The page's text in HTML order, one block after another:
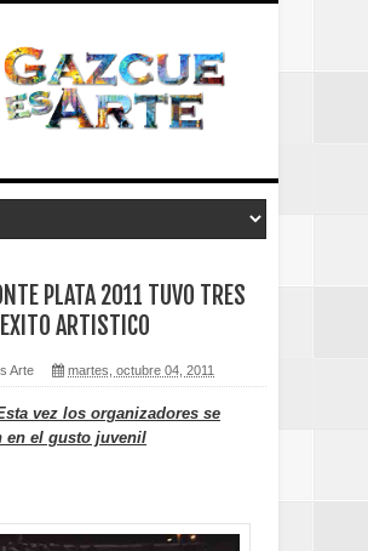
PLATA 2011 TUVO TRES
ARTISTICO
Arte martes, octubre 04, 2011
vez los organizadores se
en el gusto juvenil